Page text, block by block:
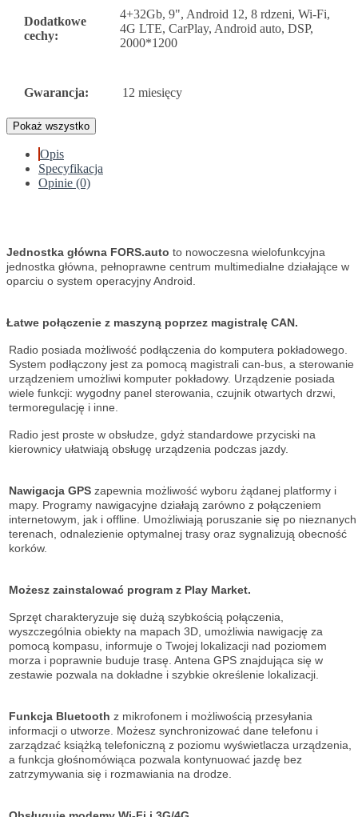
Dodatkowe
cechy:
4+32Gb, 9", Android 12, 8 rdzeni, Wi-Fi,
4G LTE, CarPlay, Android auto, DSP,
2000*1200
Gwarancja: 12 miesięcy
Pokaż wszystko
Opis
Specyfikacja
Opinie (0)
Jednostka główna FORS.auto to nowoczesna wielofunkcyjna
jednostka główna, pełnoprawne centrum multimedialne działające w
oparciu o system operacyjny Android.
Łatwe połączenie z maszyną poprzez magistralę CAN.
Radio posiada możliwość podłączenia do komputera pokładowego.
System podłączony jest za pomocą magistrali can-bus, a sterowanie
urządzeniem umożliwi komputer pokładowy. Urządzenie posiada
wiele funkcji: wygodny panel sterowania, czujnik otwartych drzwi,
termoregulację i inne.
Radio jest proste w obsłudze, gdyż standardowe przyciski na
kierownicy ułatwiają obsługę urządzenia podczas jazdy.
Nawigacja GPS zapewnia możliwość wyboru żądanej platformy i
mapy. Programy nawigacyjne działają zarówno z połączeniem
internetowym, jak i offline. Umożliwiają poruszanie się po nieznanych
terenach, odnalezienie optymalnej trasy oraz sygnalizują obecność
korków.
Możesz zainstalować program z Play Market.
Sprzęt charakteryzuje się dużą szybkością połączenia,
wyszczególnia obiekty na mapach 3D, umożliwia nawigację za
pomocą kompasu, informuje o Twojej lokalizacji nad poziomem
morza i poprawnie buduje trasę. Antena GPS znajdująca się w
zestawie pozwala na dokładne i szybkie określenie lokalizacji.
Funkcja Bluetooth z mikrofonem i możliwością przesyłania
informacji o utworze. Możesz synchronizować dane telefonu i
zarządzać książką telefoniczną z poziomu wyświetlacza urządzenia,
a funkcja głośnomówiąca pozwala kontynuować jazdę bez
zatrzymywania się i rozmawiania na drodze.